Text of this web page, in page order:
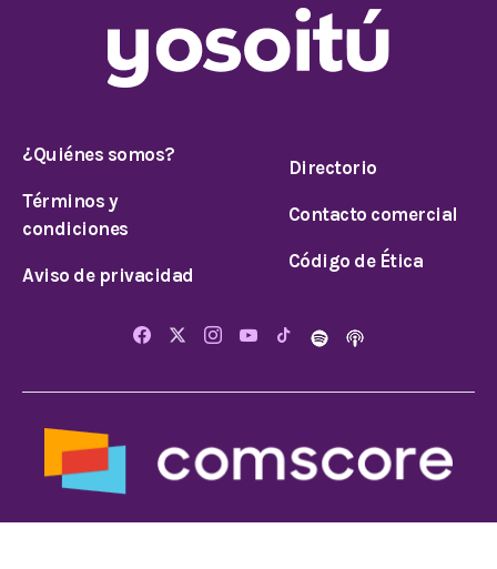
¿Quiénes somos?
Términos y
condiciones
Aviso de privacidad
Directorio
Contacto comercial
Código de Ética